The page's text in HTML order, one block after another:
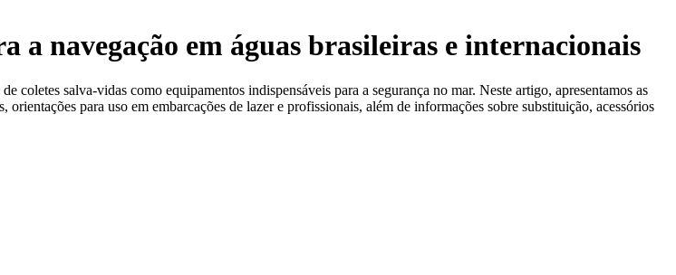
a navegação em águas brasileiras e internacionais
salva-vidas como equipamentos indispensáveis para a segurança no mar. Neste artigo, apresentamos as
para uso em embarcações de lazer e profissionais, além de informações sobre substituição, acessórios